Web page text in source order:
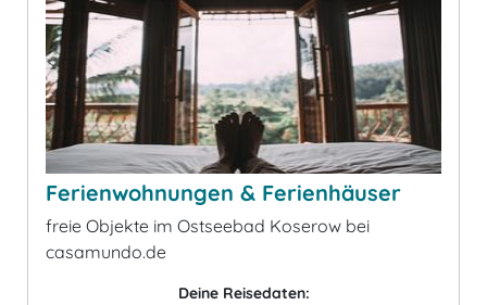
Ferienwohnungen & Ferienhäuser
freie Objekte im Ostseebad Koserow bei
casamundo.de
Deine Reisedaten: